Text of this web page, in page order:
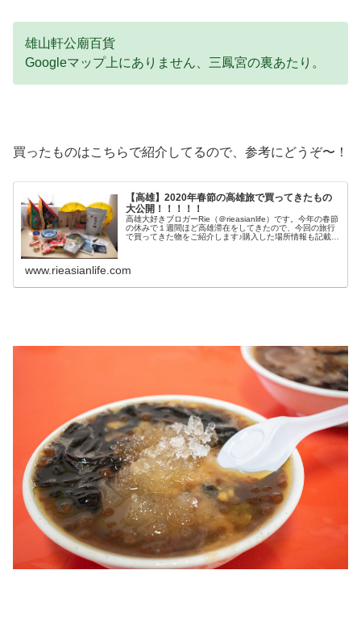
雄山軒公廟百貨
Googleマップ上にありません、三鳳宮の裏あたり。
買ったものはこちらで紹介してるので、参考にどうぞ〜！
【高雄】2020年春節の高雄旅で買ってきたもの
大公開！！！！！
高雄大好きブロガーRie（＠rieasianlife）です。今年の春節
の休みで１週間ほど高雄滞在をしてきたので、今回の旅行
で買ってきた物をご紹介します♪購入した場所情報も記載し
www.rieasianlife.com